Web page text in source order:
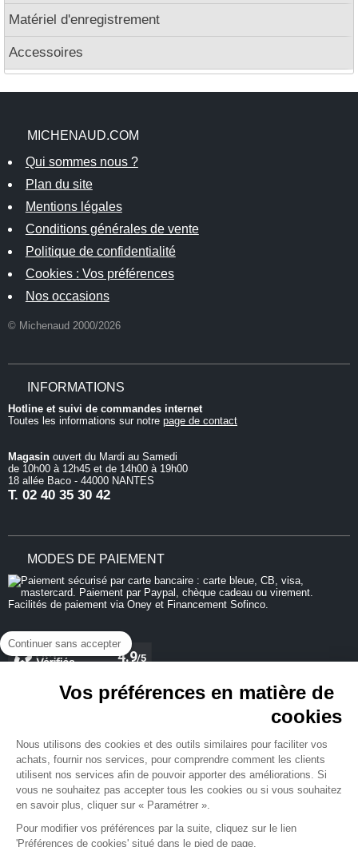
Continuer sans accepter
Vos préférences en matière de
cookies
Nous utilisons des cookies et des outils similaires pour faciliter vos
achats, fournir nos services, pour comprendre comment les clients
utilisent nos services afin de pouvoir apporter des améliorations. Si
vous ne souhaitez pas accepter tous les cookies ou si vous souhaitez
en savoir plus, cliquer sur « Paramétrer ».
Pour modifier vos préférences par la suite, cliquez sur le lien
'Préférences de cookies' situé dans le pied de page.
Matériel d'enregistrement
Accessoires
MICHENAUD.COM
Qui sommes nous ?
Plan du site
Mentions légales
Conditions générales de vente
Politique de confidentialité
Cookies : Vos préférences
Nos occasions
© Michenaud 2000/2026
INFORMATIONS
Hotline et suivi de commandes internet
Toutes les informations sur notre page de contact
Magasin ouvert du Mardi au Samedi
de 10h00 à 12h45 et de 14h00 à 19h00
18 allée Baco - 44000 NANTES
T. 02 40 35 30 42
MODES DE PAIEMENT
NEWSLETTER